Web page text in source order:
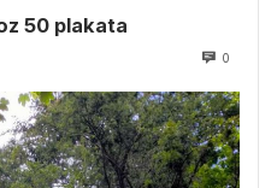
50 plakata
0